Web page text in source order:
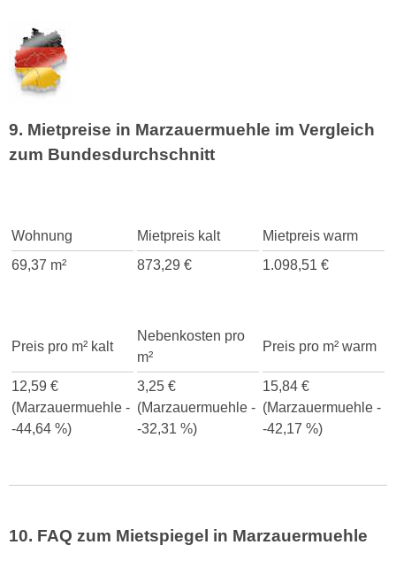
9. Mietpreise in Marzauermuehle im Vergleich
zum Bundesdurchschnitt
Wohnung Mietpreis kalt
Mietpreis warm
69,37 m²
873,29 € 1.098,51 €
Preis pro m² kalt
Nebenkosten pro
m²
Preis pro m² warm
12,59 €
(Marzauermuehle -
-44,64 %)
3,25 €
(Marzauermuehle -
-32,31 %)
15,84 €
(Marzauermuehle -
-42,17 %)
10. FAQ zum Mietspiegel in Marzauermuehle